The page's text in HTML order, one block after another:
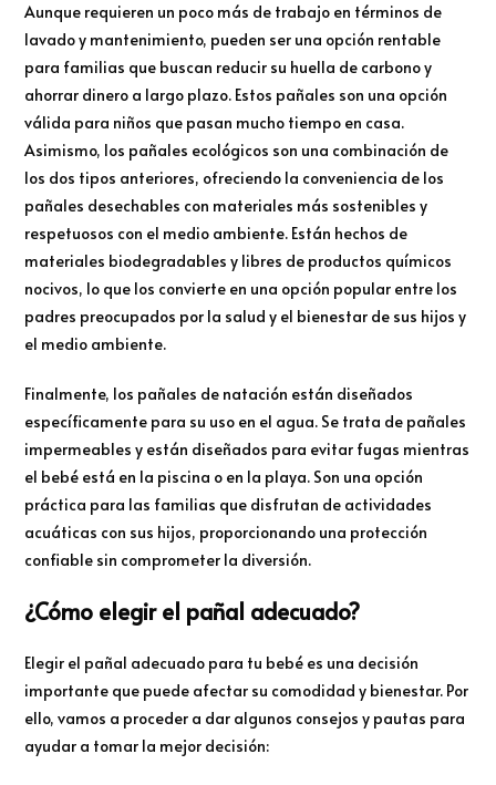
Aunque requieren un poco más de trabajo en términos de
lavado y mantenimiento, pueden ser una opción rentable
para familias que buscan reducir su huella de carbono y
ahorrar dinero a largo plazo. Estos pañales son una opción
válida para niños que pasan mucho tiempo en casa.
Asimismo, los pañales ecológicos son una combinación de
los dos tipos anteriores, ofreciendo la conveniencia de los
pañales desechables con materiales más sostenibles y
respetuosos con el medio ambiente. Están hechos de
materiales biodegradables y libres de productos químicos
nocivos, lo que los convierte en una opción popular entre los
padres preocupados por la salud y el bienestar de sus hijos y
el medio ambiente.
Finalmente, los pañales de natación están diseñados
específicamente para su uso en el agua. Se trata de pañales
impermeables y están diseñados para evitar fugas mientras
el bebé está en la piscina o en la playa. Son una opción
práctica para las familias que disfrutan de actividades
acuáticas con sus hijos, proporcionando una protección
confiable sin comprometer la diversión.
¿Cómo elegir el pañal adecuado?
Elegir el pañal adecuado para tu bebé es una decisión
importante que puede afectar su comodidad y bienestar. Por
ello, vamos a proceder a dar algunos consejos y pautas para
ayudar a tomar la mejor decisión: